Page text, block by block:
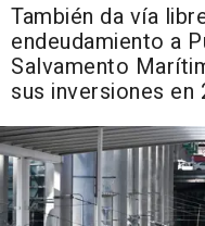
También da vía
endeudamiento a
Salvamento
sus inversiones en